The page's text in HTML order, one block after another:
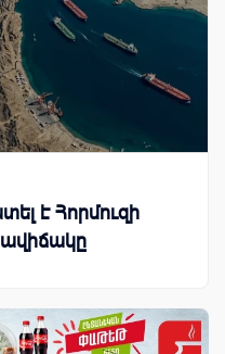
է Հորմուզի